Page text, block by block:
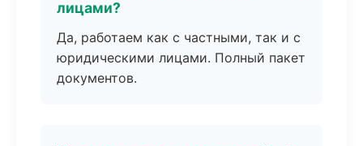
лицами?
Да, работаем как с частными, так и с
юридическими лицами. Полный пакет
документов.